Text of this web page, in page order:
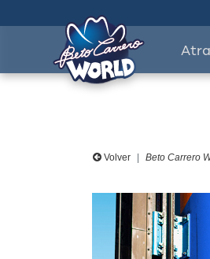
Volver Beto Carrero